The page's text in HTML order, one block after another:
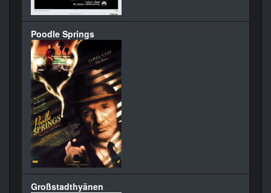
Poodle Springs
Großstadthyänen